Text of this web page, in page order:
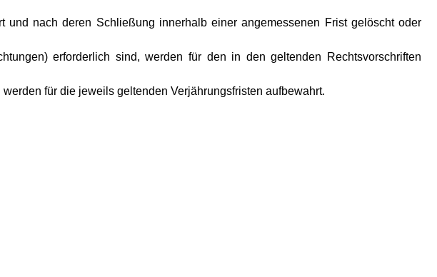
nach deren Schließung innerhalb einer angemessenen Frist gelöscht oder
erforderlich sind, werden für den in den geltenden Rechtsvorschriften
für die jeweils geltenden Verjährungsfristen aufbewahrt.